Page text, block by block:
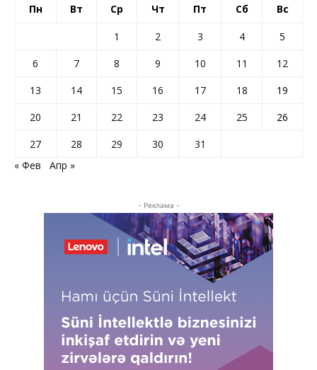
Пн Вт Ср Чт Пт Сб Вс
1 2 3 4
5
6
7 8 9 10 11
12
13
14 15 16 17 18
19
20
21 22 23 24 25
26
27
28 29 30
31
« Фев
Апр »
- Реклама -